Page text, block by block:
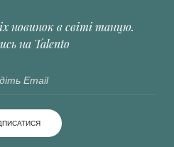
новинок в світі танцю.
на Talento